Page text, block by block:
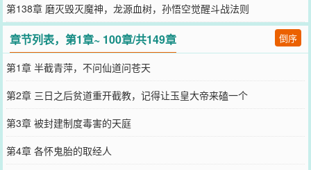
第138章 磨灭毁灭魔神，龙源血树，孙悟空觉醒斗战法则
章节列表，第1章~ 100章/共149章 倒序
第1章 半截青萍，不问仙道问苍天
第2章 三日之后贫道重开截教，记得让玉皇大帝来磕一个
第3章 被封建制度毒害的天庭
第4章 各怀鬼胎的取经人